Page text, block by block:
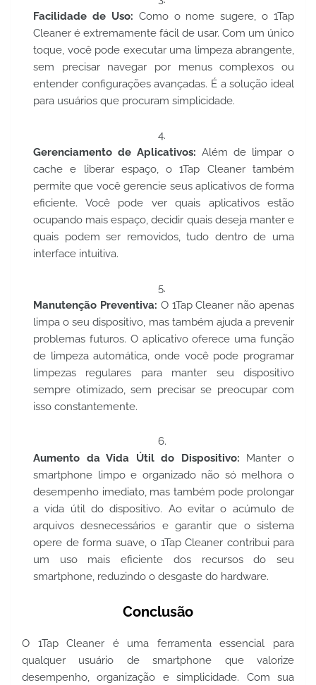
Facilidade de Uso: Como o nome sugere, o 1Tap
Cleaner é extremamente fácil de usar. Com um único
toque, você pode executar uma limpeza abrangente,
sem precisar navegar por menus complexos ou
entender configurações avançadas. É a solução ideal
para usuários que procuram simplicidade.
Gerenciamento de Aplicativos: Além de limpar o
cache e liberar espaço, o 1Tap Cleaner também
permite que você gerencie seus aplicativos de forma
eficiente. Você pode ver quais aplicativos estão
ocupando mais espaço, decidir quais deseja manter e
quais podem ser removidos, tudo dentro de uma
interface intuitiva.
Manutenção Preventiva: O 1Tap Cleaner não apenas
limpa o seu dispositivo, mas também ajuda a prevenir
problemas futuros. O aplicativo oferece uma função
de limpeza automática, onde você pode programar
limpezas regulares para manter seu dispositivo
sempre otimizado, sem precisar se preocupar com
isso constantemente.
Aumento da Vida Útil do Dispositivo: Manter o
smartphone limpo e organizado não só melhora o
desempenho imediato, mas também pode prolongar
a vida útil do dispositivo. Ao evitar o acúmulo de
arquivos desnecessários e garantir que o sistema
opere de forma suave, o 1Tap Cleaner contribui para
um uso mais eficiente dos recursos do seu
smartphone, reduzindo o desgaste do hardware.
Conclusão
O 1Tap Cleaner é uma ferramenta essencial para
qualquer usuário de smartphone que valorize
desempenho, organização e simplicidade. Com sua